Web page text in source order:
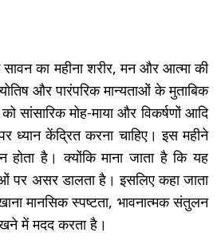
का महीना शरीर, मन और आत्मा की
और पारंपरिक मान्यताओं के मुताबिक
सांसारिक मोह-माया और विकर्षणों आदि
ध्यान केंद्रित करना चाहिए। इस महीने
होता है। क्योंकि माना जाता है कि यह
पर असर डालता है। इसलिए कहा जाता
मानसिक स्पष्टता, भावनात्मक संतुलन
में मदद करता है।